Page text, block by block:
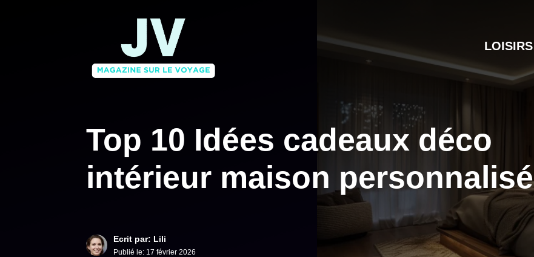
LOISIRS
Top 10 Idées cadeaux déco
intérieur maison personnalisé
Ecrit par: Lili
Publié le: 17 février 2026